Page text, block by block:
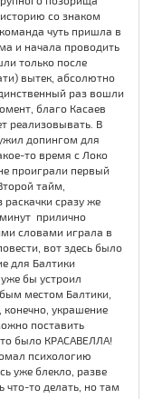
со знаком
чуть пришла в
и начала проводить
только после
вытек, абсолютно
раз вошли
благо Касаев
реализовывать. В
допингом для
то время с Локо
проиграли первый
тайм,
раскачки сразу же
прилично
словами играла в
вот здесь было
для Балтики
бы устроил
местом Балтики,
конечно, украшение
поставить
было КРАСАВЕЛЛА!
психологию
уже блекло, разве
что-то делать, но там